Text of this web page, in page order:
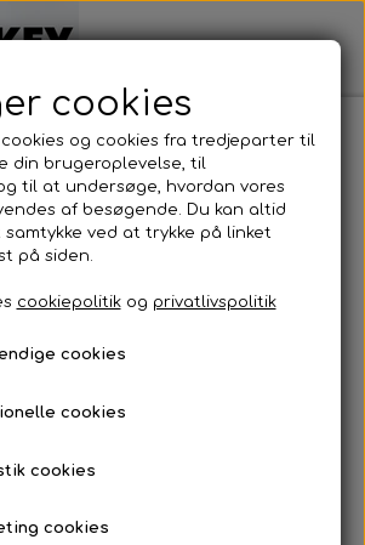
nøgler Ducati Ducati
cookies
og cookies fra tredjeparter til
din brugeroplevelse, til
til at undersøge, hvordan vores
af besøgende. Du kan altid
ved at trykke på linket
på siden.
cookiepolitikog privatlivspolitik
cookies
cookies
cookies
cookies